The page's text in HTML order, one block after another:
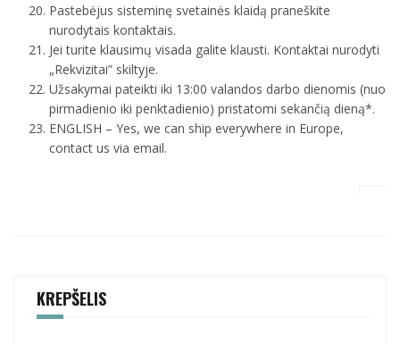
Pastebėjus sisteminę svetainės klaidą praneškite
nurodytais kontaktais.
Jei turite klausimų visada galite klausti. Kontaktai nurodyti
„Rekvizitai” skiltyje.
Užsakymai pateikti iki 13:00 valandos darbo dienomis (nuo
pirmadienio iki penktadienio) pristatomi sekančią dieną*.
ENGLISH – Yes, we can ship everywhere in Europe,
contact us via email.
KREPŠELIS